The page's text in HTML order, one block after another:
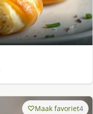
Maak favoriet4